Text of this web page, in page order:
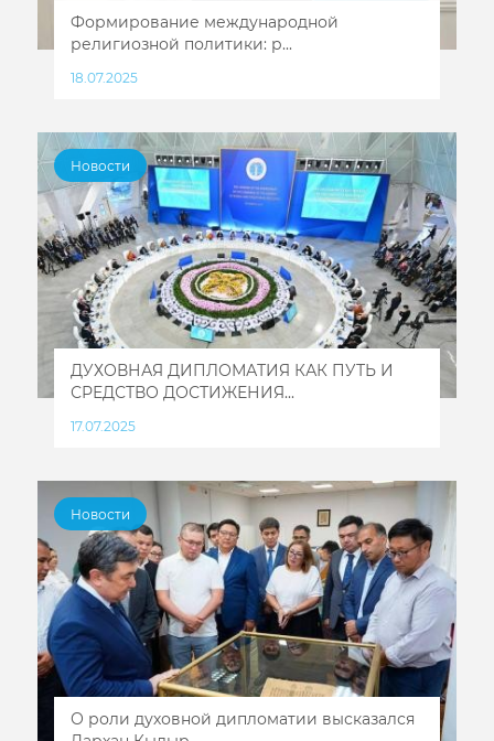
Формирование международной
религиозной политики: р...
18.07.2025
Новости
ДУХОВНАЯ ДИПЛОМАТИЯ КАК ПУТЬ И
СРЕДСТВО ДОСТИЖЕНИЯ...
17.07.2025
Новости
О роли духовной дипломатии высказался